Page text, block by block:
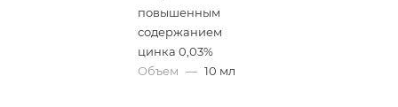
повышенным
содержанием
цинка 0,03%
Объем — 10 мл